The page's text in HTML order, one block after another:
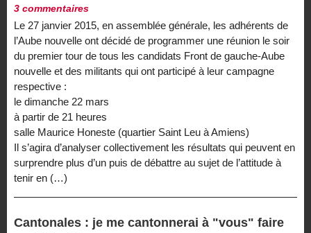
3 commentaires
Le 27 janvier 2015, en assemblée générale, les adhérents de
l’Aube nouvelle ont décidé de programmer une réunion le soir
du premier tour de tous les candidats Front de gauche-Aube
nouvelle et des militants qui ont participé à leur campagne
respective :
le dimanche 22 mars
à partir de 21 heures
salle Maurice Honeste (quartier Saint Leu à Amiens)
Il s’agira d’analyser collectivement les résultats qui peuvent en
surprendre plus d’un puis de débattre au sujet de l’attitude à
tenir en (…)
Cantonales : je me cantonnerai à "vous" faire